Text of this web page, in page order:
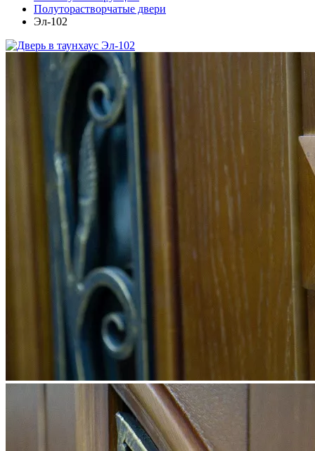
Полуторастворчатые двери
Эл-102